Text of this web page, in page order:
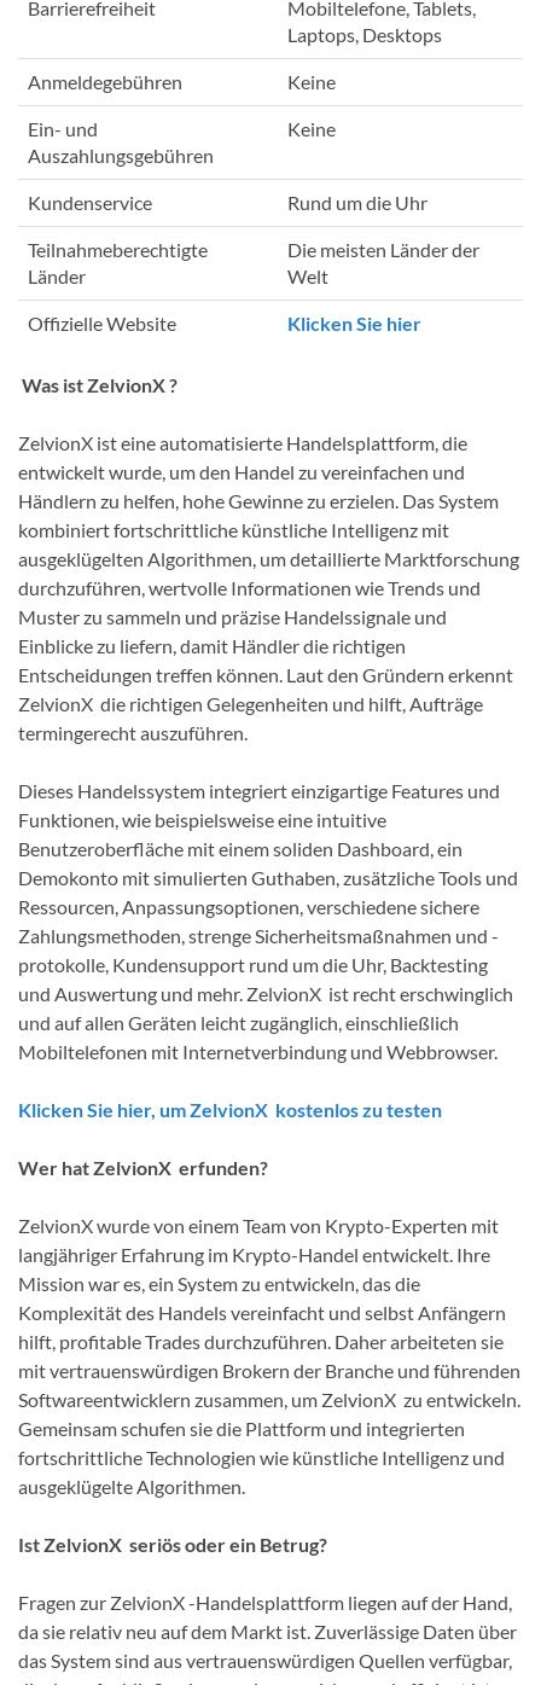
Barrierefreiheit
Mobiltelefone, Tablets,
Laptops, Desktops
Anmeldegebühren Keine
Ein- und
Auszahlungsgebühren
Keine
Kundenservice Rund um die Uhr
Teilnahmeberechtigte
Länder
Die meisten Länder der
Welt
Offizielle Website Klicken Sie hier
Was ist ZelvionX ?
ZelvionX ist eine automatisierte Handelsplattform, die
entwickelt wurde, um den Handel zu vereinfachen und
Händlern zu helfen, hohe Gewinne zu erzielen. Das System
kombiniert fortschrittliche künstliche Intelligenz mit
ausgeklügelten Algorithmen, um detaillierte Marktforschung
durchzuführen, wertvolle Informationen wie Trends und
Muster zu sammeln und präzise Handelssignale und
Einblicke zu liefern, damit Händler die richtigen
Entscheidungen treffen können. Laut den Gründern erkennt
ZelvionX die richtigen Gelegenheiten und hilft, Aufträge
termingerecht auszuführen.
Dieses Handelssystem integriert einzigartige Features und
Funktionen, wie beispielsweise eine intuitive
Benutzeroberfläche mit einem soliden Dashboard, ein
Demokonto mit simulierten Guthaben, zusätzliche Tools und
Ressourcen, Anpassungsoptionen, verschiedene sichere
Zahlungsmethoden, strenge Sicherheitsmaßnahmen und -
protokolle, Kundensupport rund um die Uhr, Backtesting
und Auswertung und mehr. ZelvionX ist recht erschwinglich
und auf allen Geräten leicht zugänglich, einschließlich
Mobiltelefonen mit Internetverbindung und Webbrowser.
Klicken Sie hier, um ZelvionX kostenlos zu testen
Wer hat ZelvionX erfunden?
ZelvionX wurde von einem Team von Krypto-Experten mit
langjähriger Erfahrung im Krypto-Handel entwickelt. Ihre
Mission war es, ein System zu entwickeln, das die
Komplexität des Handels vereinfacht und selbst Anfängern
hilft, profitable Trades durchzuführen. Daher arbeiteten sie
mit vertrauenswürdigen Brokern der Branche und führenden
Softwareentwicklern zusammen, um ZelvionX zu entwickeln.
Gemeinsam schufen sie die Plattform und integrierten
fortschrittliche Technologien wie künstliche Intelligenz und
ausgeklügelte Algorithmen.
Ist ZelvionX seriös oder ein Betrug?
Fragen zur ZelvionX -Handelsplattform liegen auf der Hand,
da sie relativ neu auf dem Markt ist. Zuverlässige Daten über
das System sind aus vertrauenswürdigen Quellen verfügbar,